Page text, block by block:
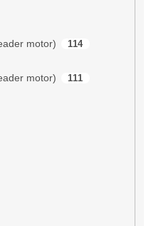
motor) 114
motor) 111